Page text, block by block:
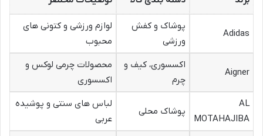
Adidas
پوشاک و کفش
ورزشی
لوازم ورزشی و کتونی های
محبوب
Aigner
اکسسوری، کیف و
چرم
محصولات چرمی لوکس و
اکسسوری
AL
MOTAHAJIBA
پوشاک محلی
لباس های سنتی و پوشیده
عربی